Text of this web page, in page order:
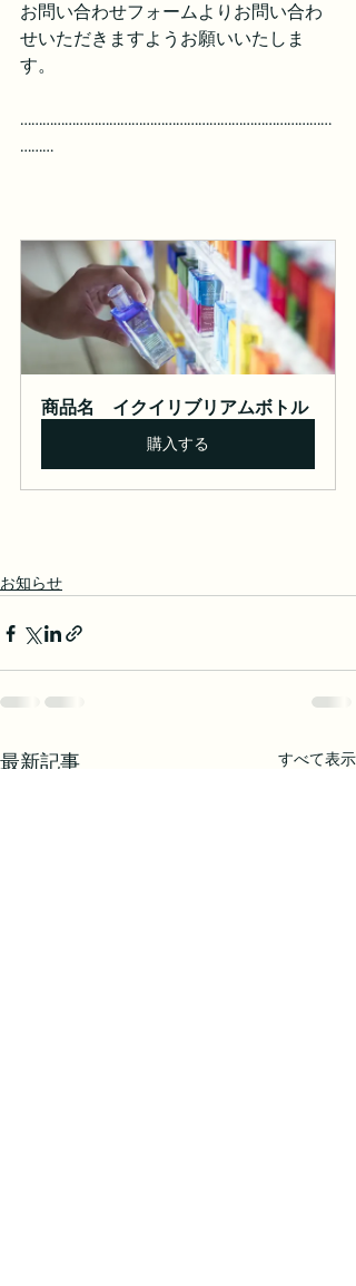
お問い合わせフォームよりお問い合わ
せいただきますようお願いいたしま
す。
…………………………………………………………………………
………
商品名　イクイリブリアムボトル
購入する
お知らせ
最新記事 すべて表示